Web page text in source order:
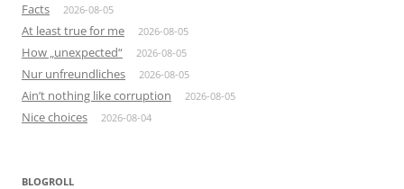
Facts 2026-08-05
At least true for me 2026-08-05
How „unexpected“ 2026-08-05
Nur unfreundliches 2026-08-05
Ain’t nothing like corruption 2026-08-05
Nice choices 2026-08-04
BLOGROLL